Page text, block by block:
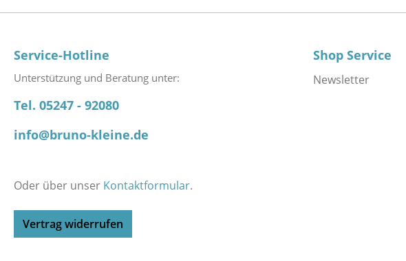
Service-Hotline
Unterstützung und Beratung unter:
Tel. 05247 - 92080
info@bruno-kleine.de
Oder über unser Kontaktformular.
Vertrag widerrufen
Shop Service
Newsletter